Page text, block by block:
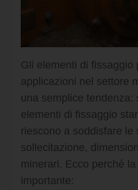
Gli elementi di fissaggio
applicazioni nel settore
una semplice tendenza:
elementi di fissaggio
riescono a soddisfare le
sollecitazione,
minerari. Ecco perché
importante: